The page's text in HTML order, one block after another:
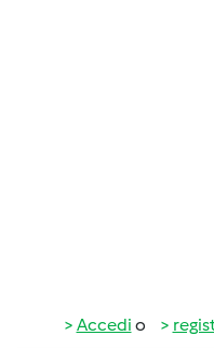
Accedi o